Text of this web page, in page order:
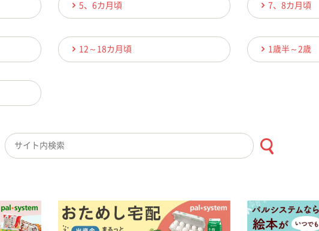
5、6カ月頃 7、8カ月頃
12～18カ月頃 1歳半～2歳
検索キーワード入力